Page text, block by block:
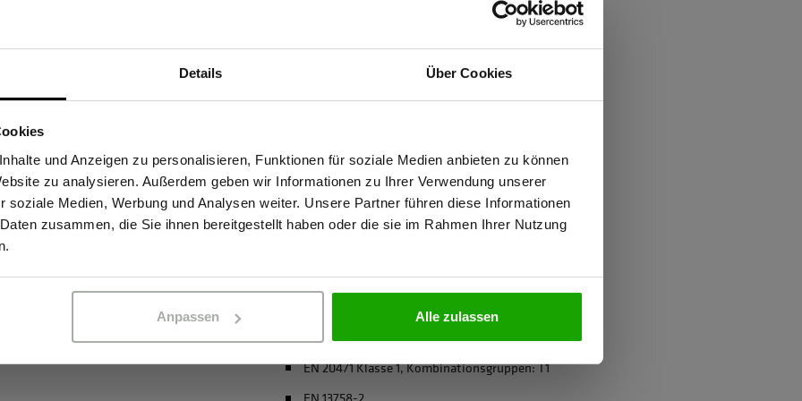
Details Über Cookies
und Anzeigen zu personalisieren, Funktionen für soziale Medien anbieten zu können
zu analysieren. Außerdem geben wir Informationen zu Ihrer Verwendung unserer
soziale Medien, Werbung und Analysen weiter. Unsere Partner führen diese Informationen
zusammen, die Sie ihnen bereitgestellt haben oder die sie im Rahmen Ihrer Nutzung
Anpassen Alle zulassen
hohe Sichtbarkeit mit
leitet
konzentriert bleibt. Der
Sonnenstrahlen. Die
langen Einsätzen frisch,
bei Outdoor-Arbeiten
ist ein verlässlicher
und Komfort
4-Wege-Stretch
recycelter Polyester
EN 20471 Klasse 1, Kombinationsgruppen: T1
Sind Sie Gewerbetreibender?
dass ich Gewerbetreibender bin. Alle Preise werden netto ausgewiesen.
PRIVATPERSON